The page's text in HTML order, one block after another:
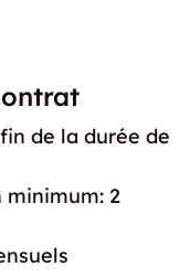
de la durée de
2